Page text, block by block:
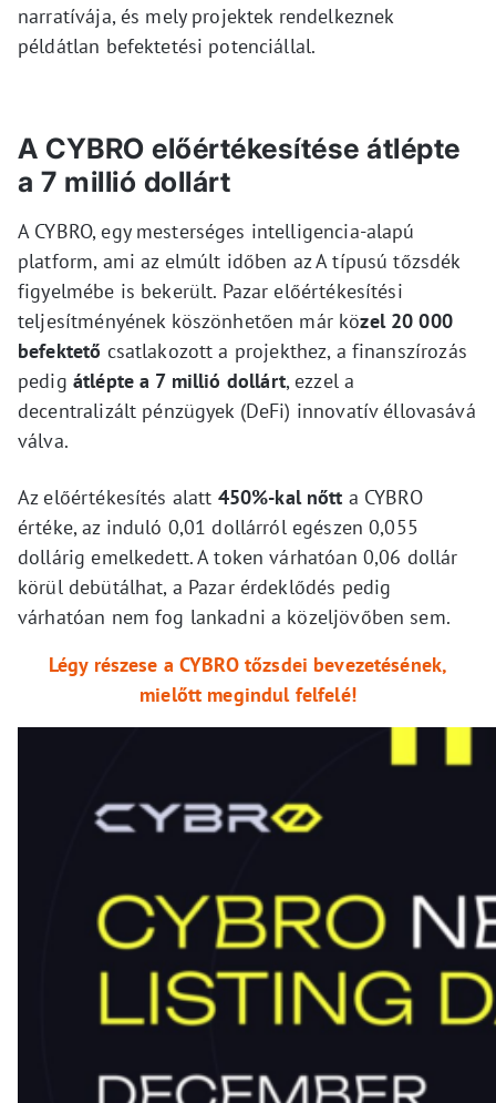
narratívája, és mely projektek rendelkeznek
példátlan befektetési potenciállal.
A CYBRO előértékesítése átlépte
a 7 millió dollárt
A CYBRO, egy mesterséges intelligencia-alapú
platform, ami az elmúlt időben az A típusú tőzsdék
figyelmébe is bekerült. Pazar előértékesítési
teljesítményének köszönhetően már közel 20 000
befektető csatlakozott a projekthez, a finanszírozás
pedig átlépte a 7 millió dollárt, ezzel a
decentralizált pénzügyek (DeFi) innovatív éllovasává
válva.
Az előértékesítés alatt 450%-kal nőtt a CYBRO
értéke, az induló 0,01 dollárról egészen 0,055
dollárig emelkedett. A token várhatóan 0,06 dollár
körül debütálhat, a Pazar érdeklődés pedig
várhatóan nem fog lankadni a közeljövőben sem.
Légy részese a CYBRO tőzsdei bevezetésének,
mielőtt megindul felfelé!